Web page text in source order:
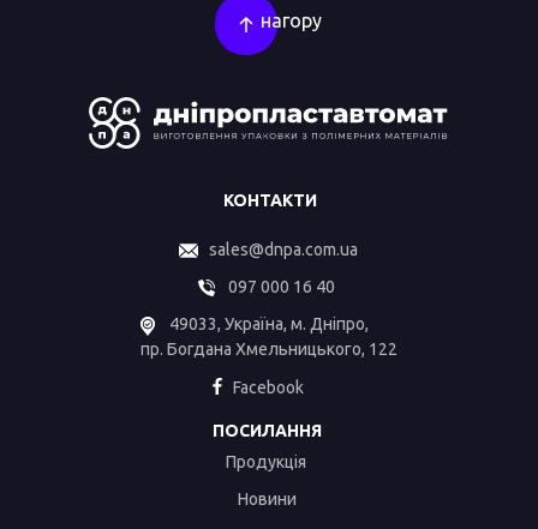
КОНТАКТИ
sales@dnpa.com.ua
097 000 16 40
49033, Україна, м. Дніпро,
пр. Богдана Хмельницького, 122
Facebook
ПОСИЛАННЯ
Продукція
Новини
нагору